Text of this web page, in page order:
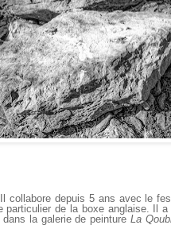
collabore depuis 5 ans avec le
particulier de la boxe anglaise. Il
la galerie de peintureLa